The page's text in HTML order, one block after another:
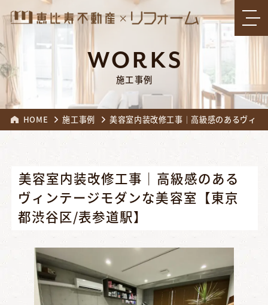
WORKS
施工事例
HOME 施工事例 美容室内装改修工事｜高級感のあるヴィ
美容室内装改修工事｜高級感のある
ヴィンテージモダンな美容室【東京
都渋谷区/表参道駅】